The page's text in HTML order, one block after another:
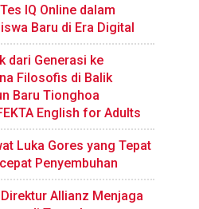
IQ Online dalam
Baru di Era Digital
dari Generasi ke
Filosofis di Balik
Baru Tionghoa
English for Adults
Luka Gores yang Tepat
Penyembuhan
Allianz Menjaga